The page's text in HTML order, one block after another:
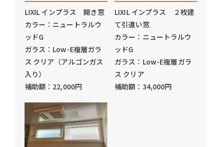
LIXIL インプラス 開き窓
カラー：ニュートラルウ
ッドG
ガラス：Low-E複層ガラ
ス クリア（アルゴンガス
入り）
補助額：22,000円
LIXIL インプラス ２枚建
て引違い窓
カラー：ニュートラルウ
ッドG
ガラス：Low-E複層ガラ
ス クリア
補助額：34,000円